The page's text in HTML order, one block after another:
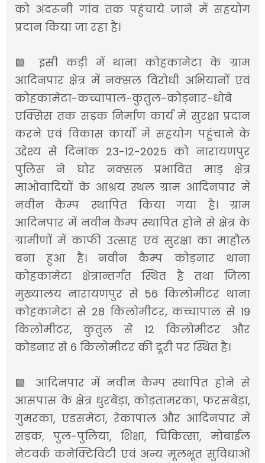
को अंदरूनी गांव तक पहुंचाये जाने में सहयोग
प्रदान किया जा रहा है।
🟪 इसी कड़ी में थाना कोहकामेटा के ग्राम
आदिनपार क्षेत्र में नक्सल विरोधी अभियानों एवं
कोहकामेटा-कच्चापाल-कुतुल-कोड़नार-धोबे
एक्सिस तक सड़क निर्माण कार्य में सुरक्षा प्रदान
करने एवं विकास कार्यो में सहयोग पहुंचाने के
उद्देश्य से दिनांक 23-12-2025 को नारायणपुर
पुलिस ने घोर नक्सल प्रभावित माड़ क्षेत्र
माओवादियों के आश्रय स्थल ग्राम आदिनपार में
नवीन कैम्प स्थापित किया गया है। ग्राम
आदिनपार में नवीन कैम्प स्थापित होने से क्षेत्र के
ग्रामीणों में काफी उत्साह एवं सुरक्षा का माहौल
बना हुआ है। नवीन कैम्प कोड़नार थाना
कोहकामेटा क्षेत्रान्तर्गत स्थित है तथा जिला
मुख्यालय नारायणपुर से 56 किलोमीटर थाना
कोहकामेटा से 28 किलोमीटर, कच्चापाल से 19
किलोमीटर, कुतुल से 12 किलोमीटर और
कोडनार से 6 किलोमीटर की दूरी पर स्थित है।
🟪 आदिनपार में नवीन कैम्प स्थापित होने से
आसपास के क्षेत्र धुरबेड़ा, कोड़तामरका, फरसबेड़ा,
गुमरका, एडसमेटा, रेकापाल और आदिनपार में
सड़क, पुल-पुलिया, शिक्षा, चिकित्सा, मोबाईल
नेटवर्क कनेक्टिविटी एवं अन्य मूलभूत सुविधाओं